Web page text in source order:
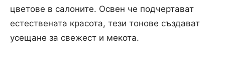
цветове в салоните. Освен че подчертават
естествената красота, тези тонове създават
усещане за свежест и мекота.